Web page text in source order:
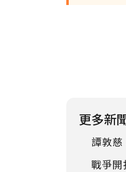
更多新
譚敦
戰爭開